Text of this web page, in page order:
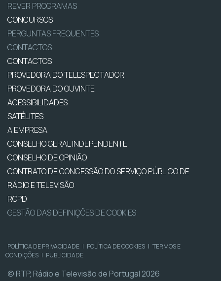
REVER PROGRAMAS
CONCURSOS
PERGUNTAS FREQUENTES
CONTACTOS
CONTACTOS
PROVEDORA DO TELESPECTADOR
PROVEDORA DO OUVINTE
ACESSIBILIDADES
SATÉLITES
A EMPRESA
CONSELHO GERAL INDEPENDENTE
CONSELHO DE OPINIÃO
CONTRATO DE CONCESSÃO DO SERVIÇO PÚBLICO DE
RÁDIO E TELEVISÃO
RGPD
GESTÃO DAS DEFINIÇÕES DE COOKIES
POLÍTICA DE PRIVACIDADE | POLÍTICA DE COOKIES | TERMOS E
CONDIÇÕES | PUBLICIDADE
© RTP, Rádio e Televisão de Portugal 2026